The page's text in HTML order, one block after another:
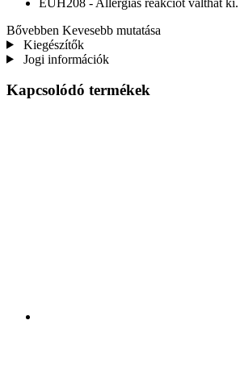
Bővebben Kevesebb mutatása
Kiegészítők
Jogi információk
Kapcsolódó termékek